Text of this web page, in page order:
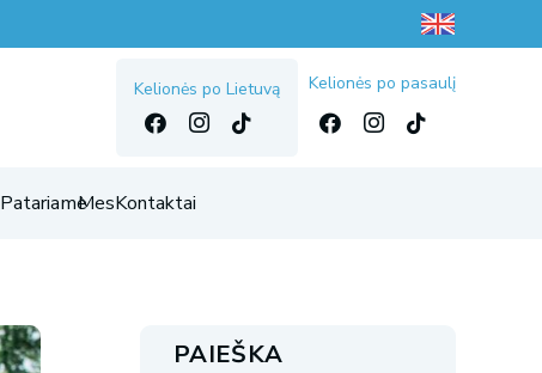
Kelionės po Lietuvą Kelionės po pasaulį
PatariameMesKontaktai
PAIEŠKA